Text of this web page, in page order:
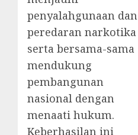
penyalahgunaan dan
peredaran narkotika
serta bersama-sama
mendukung
pembangunan
nasional dengan
menaati hukum.
Keberhasilan ini